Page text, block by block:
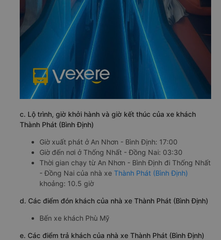
c. Lộ trình, giờ khởi hành và giờ kết thúc của xe khách
Thành Phát (Bình Định)
Giờ xuất phát ở An Nhơn - Bình Định: 17:00
Giờ đến nơi ở Thống Nhất - Đồng Nai: 03:30
Thời gian chạy từ An Nhơn - Bình Định đi Thống Nhất
- Đồng Nai của nhà xe Thành Phát (Bình Định)
khoảng: 10.5 giờ
d. Các điểm đón khách của nhà xe Thành Phát (Bình Định)
Bến xe khách Phù Mỹ
e. Các điểm trả khách của nhà xe Thành Phát (Bình Định)